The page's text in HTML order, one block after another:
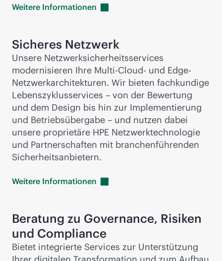
Weitere Informationen
Sicheres Netzwerk
Unsere Netzwerksicherheitsservices
modernisieren Ihre Multi-Cloud- und Edge-
Netzwerkarchitekturen. Wir bieten fachkundige
Lebenszyklusservices – von der Bewertung
und dem Design bis hin zur Implementierung
und Betriebsübergabe – und nutzen dabei
unsere proprietäre HPE Netzwerktechnologie
und Partnerschaften mit branchenführenden
Sicherheitsanbietern.
Weitere Informationen
Beratung zu Governance, Risiken
und Compliance
Bietet integrierte Services zur Unterstützung